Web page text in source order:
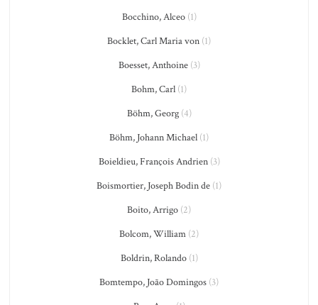
Bocchino, Alceo(1)
Bocklet, Carl Maria von (1)
Boesset, Anthoine(3)
Bohm, Carl (1)
Böhm, Georg(4)
Böhm, Johann Michael (1)
Boieldieu, François Andrien(3)
Boismortier, Joseph Bodin de (1)
Boito, Arrigo (2)
Bolcom, William (2)
Boldrin, Rolando(1)
Bomtempo, João Domingos (3)